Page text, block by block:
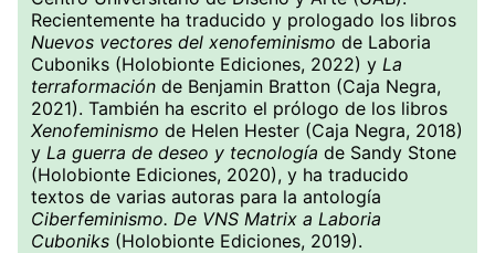
Recientemente ha traducido y prologado los libros
Nuevos vectores del xenofeminismo de Laboria
Cuboniks (Holobionte Ediciones, 2022) y La
terraformación de Benjamin Bratton (Caja Negra,
2021). También ha escrito el prólogo de los libros
Xenofeminismo de Helen Hester (Caja Negra, 2018)
y La guerra de deseo y tecnología de Sandy Stone
(Holobionte Ediciones, 2020), y ha traducido
textos de varias autoras para la antología
Ciberfeminismo. De VNS Matrix a Laboria
Cuboniks (Holobionte Ediciones, 2019).